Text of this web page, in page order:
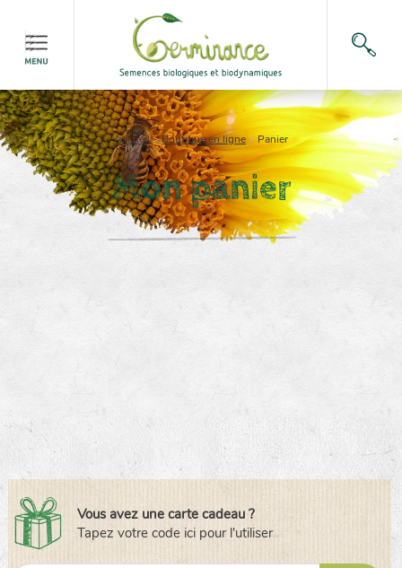
Accueil>Boutique en ligne>Panier
Mon panier
Vous avez une carte cadeau ?
Tapez votre code ici pour l'utiliser